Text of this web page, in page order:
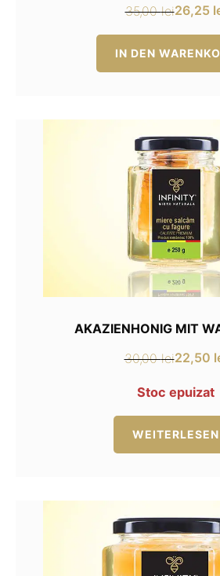
35,00lei
Preis
war:
26,25
Preis
ist:
IN DEN
AKAZIENHONIG MIT
30,00lei
Preis
22,50
Preis
Stoc epuizat
WEITERLESEN